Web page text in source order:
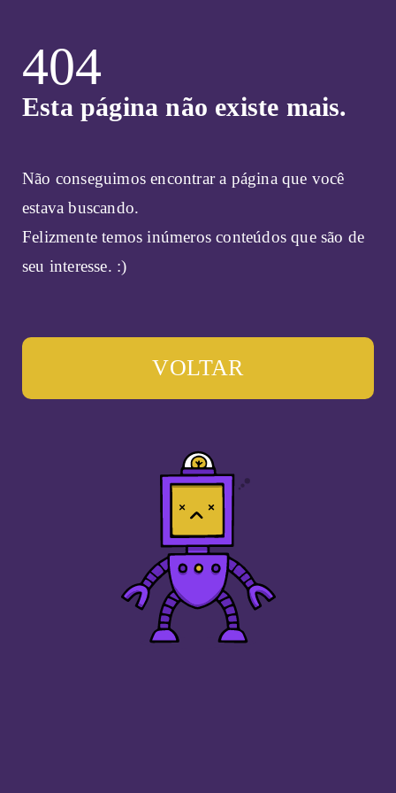
404
Esta página não existe mais.
Não conseguimos encontrar a página que você
estava buscando.
Felizmente temos inúmeros conteúdos que são de
seu interesse. :)
VOLTAR